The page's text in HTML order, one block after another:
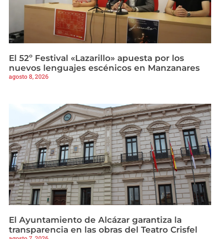
El 52º Festival «Lazarillo» apuesta por los
nuevos lenguajes escénicos en Manzanares
agosto 8, 2026
El Ayuntamiento de Alcázar garantiza la
transparencia en las obras del Teatro Crisfel